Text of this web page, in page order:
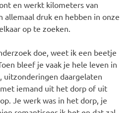
en werkt kilometers van
allemaal druk en hebben in onze
op te zoeken.
doe, weet ik een beetje
bleef je vaak je hele leven in
uitzonderingen daargelaten
iemand uit het dorp of uit
Je werk was in het dorp, je